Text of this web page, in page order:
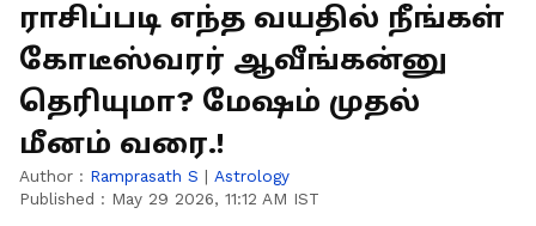
ராசிப்படி எந்த வயதில் நீங்கள்
கோடீஸ்வரர் ஆவீங்கன்னு
தெரியுமா? மேஷம் முதல்
மீனம் வரை.!
Author : Ramprasath S | Astrology
Published : May 29 2026, 11:12 AM IST